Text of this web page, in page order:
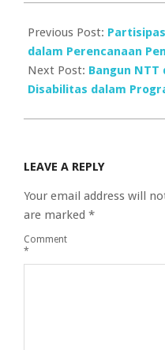
Previous Post:
dalam Perencanaan
Next Post: Bangun NTT
Disabilitas dalam
LEAVE A REPLY
Your email address will
are marked *
Comment
*